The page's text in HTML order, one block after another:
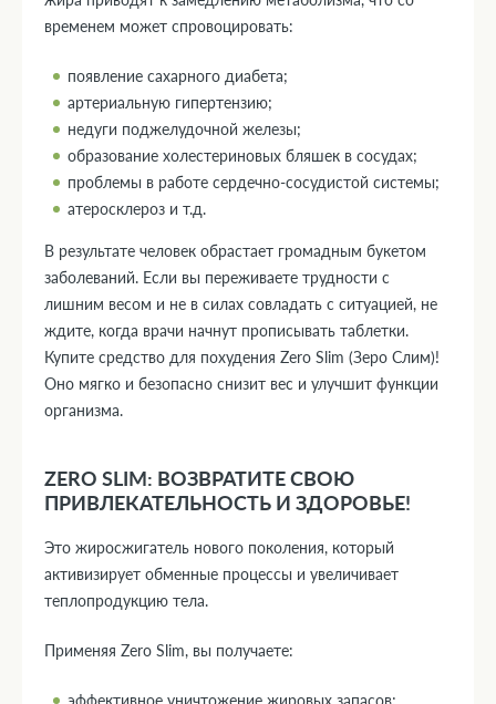
временем может спровоцировать:
появление сахарного диабета;
артериальную гипертензию;
недуги поджелудочной железы;
образование холестериновых бляшек в сосудах;
проблемы в работе сердечно-сосудистой системы;
атеросклероз и т.д.
В результате человек обрастает громадным букетом
заболеваний. Если вы переживаете трудности с
лишним весом и не в силах совладать с ситуацией, не
ждите, когда врачи начнут прописывать таблетки.
Купите средство для похудения Zero Slim (Зеро Слим)!
Оно мягко и безопасно снизит вес и улучшит функции
организма.
ZERO SLIM: ВОЗВРАТИТЕ СВОЮ
ПРИВЛЕКАТЕЛЬНОСТЬ И ЗДОРОВЬЕ!
Это жиросжигатель нового поколения, который
активизирует обменные процессы и увеличивает
теплопродукцию тела.
Применяя Zero Slim, вы получаете:
эффективное уничтожение жировых запасов;